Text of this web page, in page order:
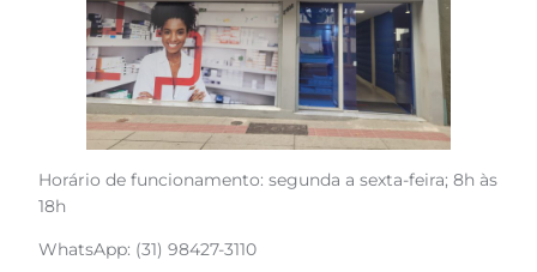
Horário de funcionamento: segunda a sexta-feira; 8h às
18h
WhatsApp: (31) 98427-3110